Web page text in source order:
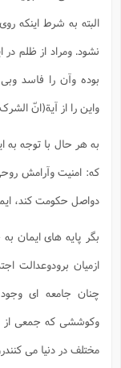
البته به شرط اینکه
نشود. ومراد از ظلم
بوده وآن را فاسد
واین را از آیة(انّ
به هر حال با توجه به
که: امنیت وآرامش
دواصل حکومت کند،
بگر پایه های ایمان
ازمیان برودوعدالت
چنان جامعه ای
وکوششی که جمعی از
مختلف در دنیا می